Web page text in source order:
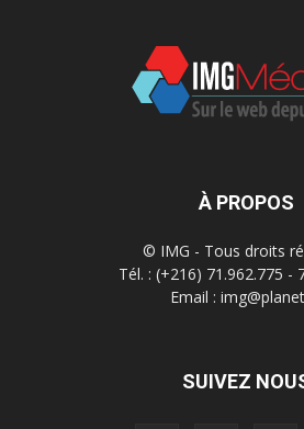
À PROPOS
© IMG - Tous droits
Tél. : (+216) 71.962.775 -
Email :
SUIVEZ